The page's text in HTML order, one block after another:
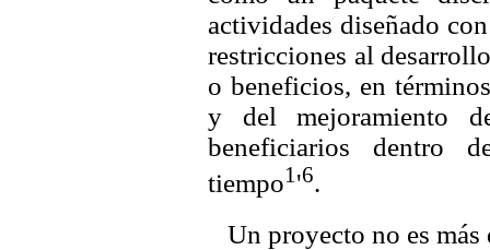
actividades diseñado
restricciones al
o beneficios, en
y del mejoramiento
beneficiarios dentro
tiempo1 '6.
 Un proyecto no es